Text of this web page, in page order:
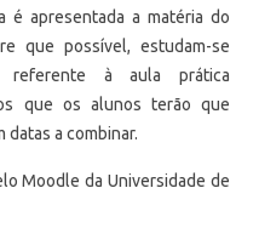
é apresentada a matéria do
que possível, estudam-se
referente à aula prática
que os alunos terão que
a combinar.
Moodle da Universidade de